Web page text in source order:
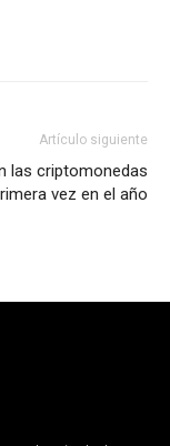
Artículo siguiente
las criptomonedas
vez en el año